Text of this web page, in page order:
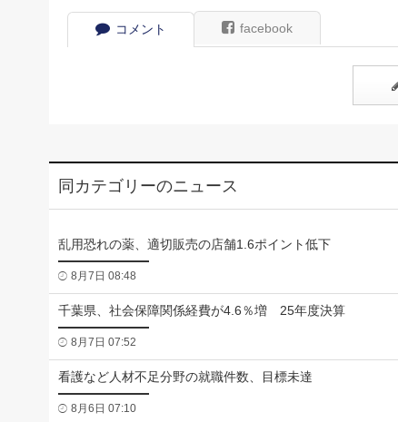
コメント facebook
同カテゴリーのニュース
乱用恐れの薬、適切販売の店舗1.6ポイント低下
8月7日 08:48
千葉県、社会保障関係経費が4.6％増 25年度決算
8月7日 07:52
看護など人材不足分野の就職件数、目標未達
8月6日 07:10